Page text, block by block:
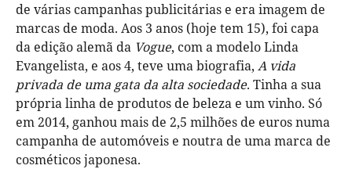
de várias campanhas publicitárias e era imagem de
marcas de moda. Aos 3 anos (hoje tem 15), foi capa
da edição alemã da Vogue, com a modelo Linda
Evangelista, e aos 4, teve uma biografia, A vida
privada de uma gata da alta sociedade. Tinha a sua
própria linha de produtos de beleza e um vinho. Só
em 2014, ganhou mais de 2,5 milhões de euros numa
campanha de automóveis e noutra de uma marca de
cosméticos japonesa.